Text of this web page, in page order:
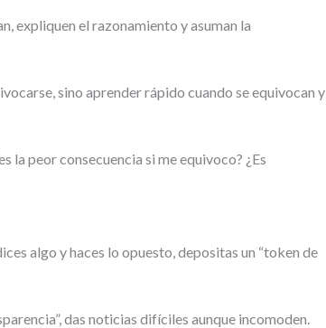
expliquen el razonamiento y asuman la
sino aprender rápido cuando se equivocan y
la peor consecuencia si me equivoco? ¿Es
algo y haces lo opuesto, depositas un “token de
das noticias difíciles aunque incomoden.